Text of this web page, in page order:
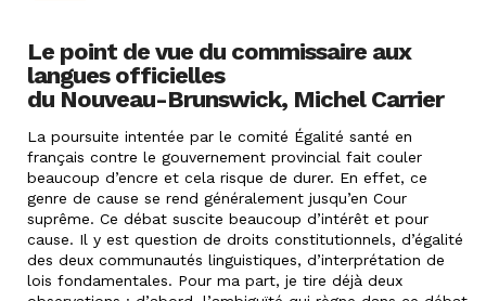
Le point de vue du commissaire aux
langues officielles
du Nouveau-Brunswick, Michel Carrier
La poursuite intentée par le comité Égalité santé en
français contre le gouvernement provincial fait couler
beaucoup d’encre et cela risque de durer. En effet, ce
genre de cause se rend généralement jusqu’en Cour
suprême. Ce débat suscite beaucoup d’intérêt et pour
cause. Il y est question de droits constitutionnels, d’égalité
des deux communautés linguistiques, d’interprétation de
lois fondamentales. Pour ma part, je tire déjà deux